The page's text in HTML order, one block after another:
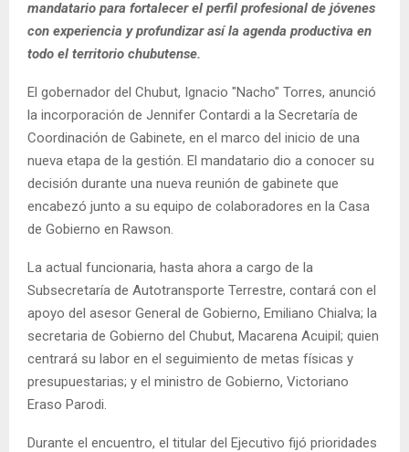
mandatario para fortalecer el perfil profesional de jóvenes
con experiencia y profundizar así la agenda productiva en
todo el territorio chubutense.
El gobernador del Chubut, Ignacio "Nacho" Torres, anunció
la incorporación de Jennifer Contardi a la Secretaría de
Coordinación de Gabinete, en el marco del inicio de una
nueva etapa de la gestión. El mandatario dio a conocer su
decisión durante una nueva reunión de gabinete que
encabezó junto a su equipo de colaboradores en la Casa
de Gobierno en Rawson.
La actual funcionaria, hasta ahora a cargo de la
Subsecretaría de Autotransporte Terrestre, contará con el
apoyo del asesor General de Gobierno, Emiliano Chialva; la
secretaria de Gobierno del Chubut, Macarena Acuipil; quien
centrará su labor en el seguimiento de metas físicas y
presupuestarias; y el ministro de Gobierno, Victoriano
Eraso Parodi.
Durante el encuentro, el titular del Ejecutivo fijó prioridades